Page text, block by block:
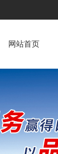
网站首页